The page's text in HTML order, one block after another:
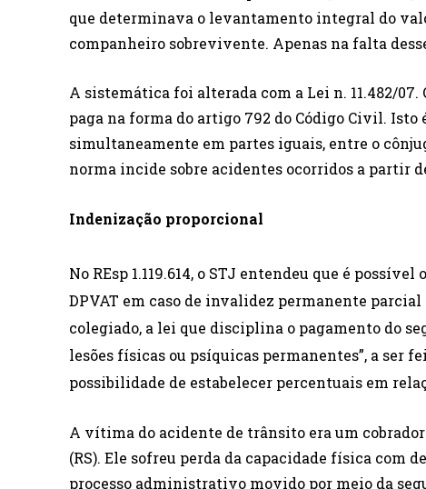
que determinava o levantamento integral do
companheiro sobrevivente. Apenas na falta
A sistemática foi alterada com a Lei n. 11.482/
paga na forma do artigo 792 do Código Civil.
simultaneamente em partes iguais, entre o
norma incide sobre acidentes ocorridos a partir
Indenização proporcional
No REsp 1.119.614, o STJ entendeu que é
DPVAT em caso de invalidez permanente
colegiado, a lei que disciplina o pagamento do
lesões físicas ou psíquicas permanentes”, a ser
possibilidade de estabelecer percentuais em
A vítima do acidente de trânsito era um
(RS). Ele sofreu perda da capacidade física com
processo administrativo movido por meio da